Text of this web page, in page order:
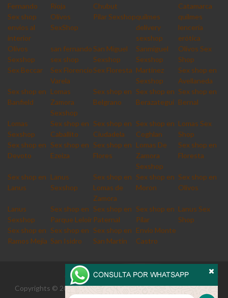
Fernando
Rioja
Chubut
Catamarca
Sex shop
envios al
interior
Olivos
SexShop
Pilar Sexshopquilmes
delivery
sexshop
quilmes
lencería
erótica
Olivos
Sexshop
san fernando
sex shop
San Miguel
Sexshop
Sanmiguel
Sexshop
Olivos Sex
Shop
Sex Beccar
Sex Florencio
Varela
Sex Floresta Martinez
Sexshop
Sex shop en
Avellaneda
Sex shop en
Banfield
Lomas
Zamora
Sexshop
Sex shop en
Belgrano
Sex shop en
Berazategui
Sex shop en
Bernal
Lomas
Sexshop
Sex shop en
Caballito
Sex shop en
Ciudadela
Sex shop en
Coghlan
Lomas Sex
Shop
Sex shop en
Devoto
Sex shop en
Ezeiza
Sex shop en
Flores
Lomas De
Zamora
Sexshop
Sex shop en
Floresta
Sex shop en
Lanus
Lanus
Sexshop
Sex shop en
Lomas de
Zamora
Sex shop en
Moron
Sex shop en
Olivos
Lanus
Sexshop
Sex shop en
Parque Leloir
Sex shop en
Paternal
Sex shop en
Pilar
Lanus Sex
Shop
Sex shop en
Ramos Mejia
Sex shop en
San Isidro
Sex shop en
San Martin
Envio Monte
Castro
Copyrights © 2026 Derechos reservados envioadrogue.com.ar